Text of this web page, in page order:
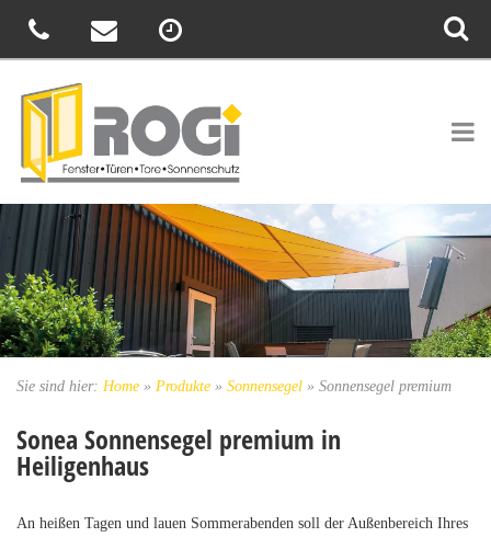
Sie sind hier: Home » Produkte » Sonnensegel » Sonnensegel premium
Sonea Sonnensegel premium in
Heiligenhaus
An heißen Tagen und lauen Sommerabenden soll der Außenbereich Ihres